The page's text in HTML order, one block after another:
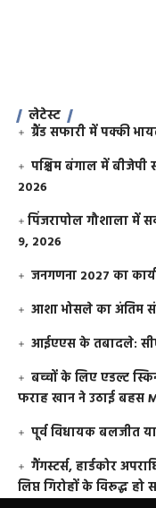
लेटेस्ट
ग्रैंड सफारी में पक्की
पश्चिम बंगाल में बीजेपी
2026
​पिंजरापोल गौशाला में
9, 2026
जनगणना 2027 का
आशा भोसले का अंतिम
आईएएस के तबादले:
बच्चों के लिए एडल्ट
फराह खान ने उठाई बहस
पूर्व विधायक बलजीत
गैंगस्टर्स, हार्डकोर
लिप्त गिरोहों के विरूद्ध